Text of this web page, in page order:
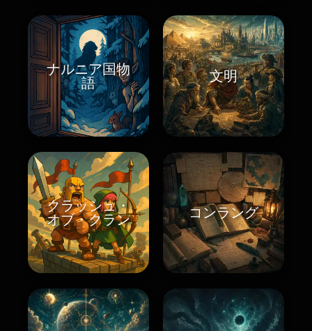
ナルニア国物
語
文明
クラッシュ・
オブ・クラン
コンラング